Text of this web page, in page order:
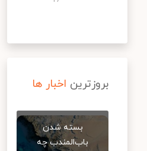
بروزترین اخبار ها
بسته شدن
باب‌المندب چه